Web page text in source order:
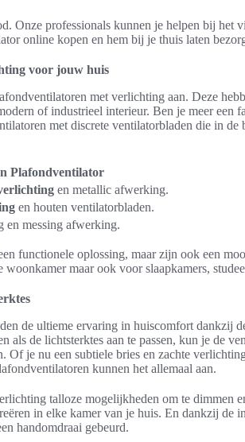
Onze professionals kunnen je helpen bij het
online kopen en hem bij je thuis laten
voor jouw huis
met verlichting aan. Deze
of industrieel interieur. Ben je meer een
met discrete ventilatorbladen die in de
Plafondventilator
en metallic afwerking.
en houten ventilatorbladen.
en messing afwerking.
functionele oplossing, maar zijn ook een
maar ook voor slaapkamers,
de ultieme ervaring in huiscomfort dankzij
als de lichtsterktes aan te passen, kun je de
Of je nu een subtiele bries en zachte
kunnen het allemaal aan.
talloze mogelijkheden om te dimmen
in elke kamer van je huis. En dankzij de
handomdraai gebeurd.